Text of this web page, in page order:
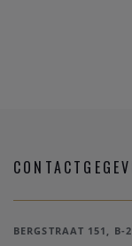
BERGSTRAAT 151, B-